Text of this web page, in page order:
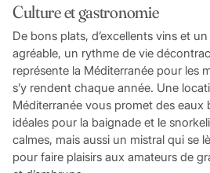
Culture et gastronomie
De bons plats, d’excellents vins et
agréable, un rythme de vie
représente la Méditerranée pour les
s’y rendent chaque année. Une
Méditerranée vous promet des eaux
idéales pour la baignade et le
calmes, mais aussi un mistral qui se
pour faire plaisirs aux amateurs de